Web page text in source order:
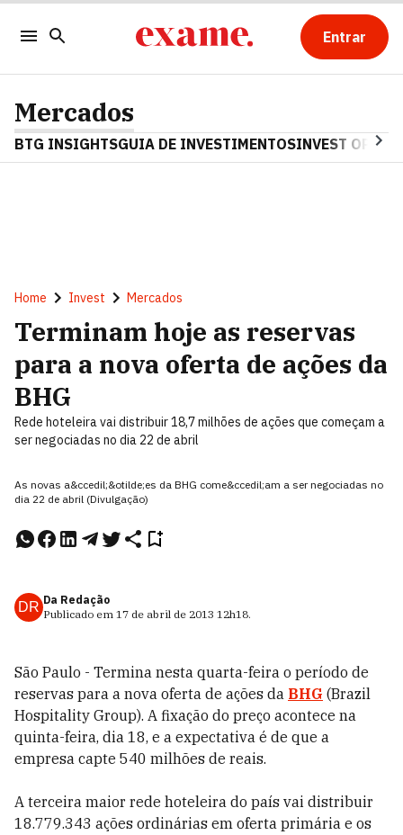
Entrar
Mercados
BTG INSIGHTSGUIA DE INVESTIMENTOSINVEST OPINA
Home Invest Mercados
Terminam hoje as reservas
para a nova oferta de ações da
BHG
Rede hoteleira vai distribuir 18,7 milhões de ações que começam a
ser negociadas no dia 22 de abril
As novas a&ccedil;&otilde;es da BHG come&ccedil;am a ser negociadas no
dia 22 de abril (Divulgação)
DR Da Redação
Publicado em 17 de abril de 2013 12h18.
São Paulo - Termina nesta quarta-feira o período de
reservas para a nova oferta de ações da BHG (Brazil
Hospitality Group). A fixação do preço acontece na
quinta-feira, dia 18, e a expectativa é de que a
empresa capte 540 milhões de reais.
A terceira maior rede hoteleira do país vai distribuir
18.779.343 ações ordinárias em oferta primária e os